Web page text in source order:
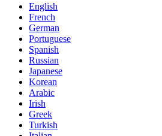
English
French
German
Portuguese
Spanish
Russian
Japanese
Korean
Arabic
Irish
Greek
Turkish